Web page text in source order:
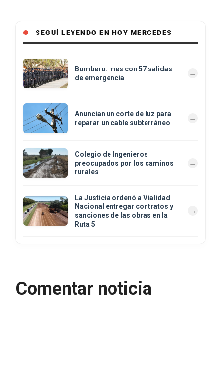
SEGUÍ LEYENDO EN HOY MERCEDES
Bombero: mes con 57 salidas
de emergencia
Anuncian un corte de luz para
reparar un cable subterráneo
Colegio de Ingenieros
preocupados por los caminos
rurales
La Justicia ordenó a Vialidad
Nacional entregar contratos y
sanciones de las obras en la
Ruta 5
Comentar noticia